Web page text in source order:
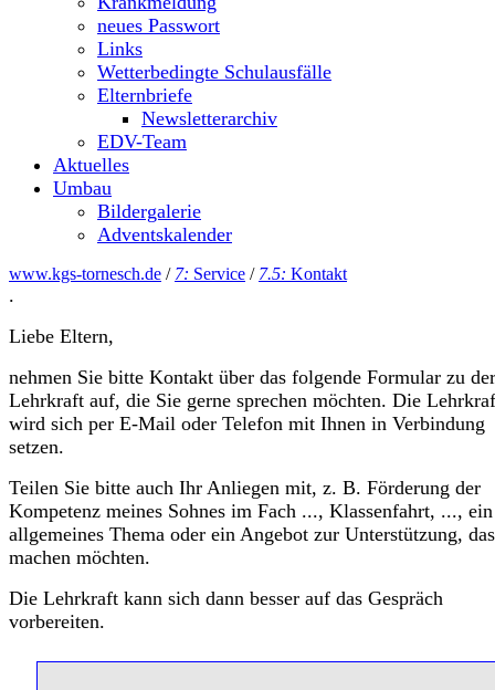
neues Passwort
Links
Wetterbedingte Schulausfälle
Elternbriefe
Newsletterarchiv
EDV-Team
Aktuelles
Umbau
Bildergalerie
Adventskalender
www.kgs-tornesch.de / 7: Service / 7.5: Kontakt
.
Liebe Eltern,
nehmen Sie bitte Kontakt über das folgende Formular zu der
Lehrkraft auf, die Sie gerne sprechen möchten. Die
wird sich per E-Mail oder Telefon mit Ihnen in Verbindung
setzen.
Teilen Sie bitte auch Ihr Anliegen mit, z. B. Förderung der
Kompetenz meines Sohnes im Fach ..., Klassenfahrt, ..., ein
allgemeines Thema oder ein Angebot zur Unterstützung,
machen möchten.
Die Lehrkraft kann sich dann besser auf das Gespräch
vorbereiten.